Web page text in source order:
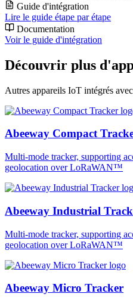
Guide d'intégration
Lire le guide étape par étape
Documentation
Voir le guide d'intégration
Découvrir plus
Autres appareils IoT intégrés
Abeeway Compact
Multi-mode tracker, supporting
geolocation over LoRaWAN™
Abeeway Industrial
Multi-mode tracker, supporting
geolocation over LoRaWAN™
Abeeway Micro Tracker